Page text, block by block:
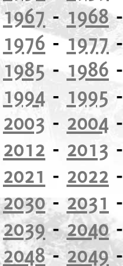
1967-1968
1976 -1977
1985 - 1986
1994 - 1995
2003 - 2004
2012 - 2013
2021 - 2022
2030- 2031
2039-2040
2048-2049